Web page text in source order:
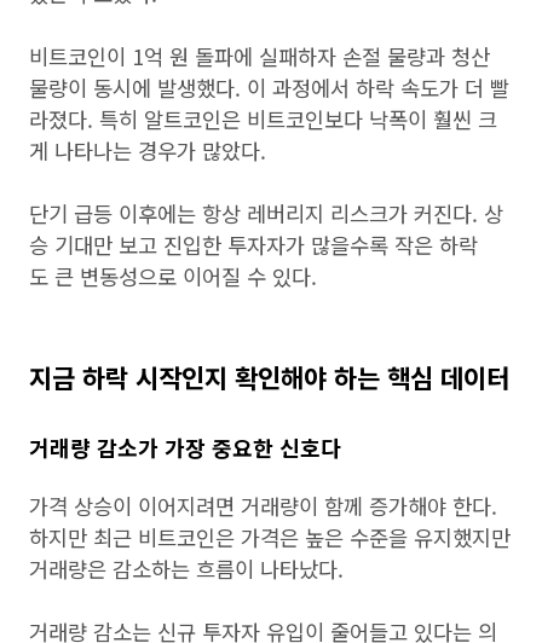
비트코인이 1억 원 돌파에 실패하자 손절 물량과 청산
물량이 동시에 발생했다. 이 과정에서 하락 속도가 더 빨
라졌다. 특히 알트코인은 비트코인보다 낙폭이 훨씬 크
게 나타나는 경우가 많았다.
단기 급등 이후에는 항상 레버리지 리스크가 커진다. 상
승 기대만 보고 진입한 투자자가 많을수록 작은 하락
도 큰 변동성으로 이어질 수 있다.
지금 하락 시작인지 확인해야 하는 핵심 데이터
거래량 감소가 가장 중요한 신호다
가격 상승이 이어지려면 거래량이 함께 증가해야 한다.
하지만 최근 비트코인은 가격은 높은 수준을 유지했지만
거래량은 감소하는 흐름이 나타났다.
거래량 감소는 신규 투자자 유입이 줄어들고 있다는 의